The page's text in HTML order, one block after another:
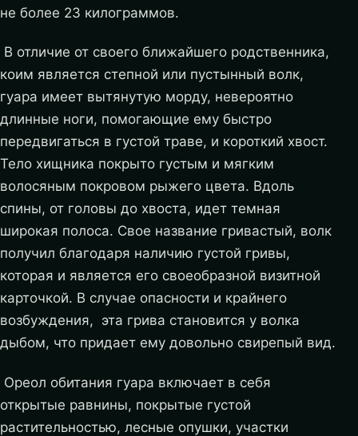
не более 23 килограммов.
В отличие от своего ближайшего родственника,
коим является степной или пустынный волк,
гуара имеет вытянутую морду, невероятно
длинные ноги, помогающие ему быстро
передвигаться в густой траве, и короткий хвост.
Тело хищника покрыто густым и мягким
волосяным покровом рыжего цвета. Вдоль
спины, от головы до хвоста, идет темная
широкая полоса. Свое название гривастый, волк
получил благодаря наличию густой гривы,
которая и является его своеобразной визитной
карточкой. В случае опасности и крайнего
возбуждения, эта грива становится у волка
дыбом, что придает ему довольно свирепый вид.
Ореол обитания гуара включает в себя
открытые равнины, покрытые густой
растительностью, лесные опушки, участки